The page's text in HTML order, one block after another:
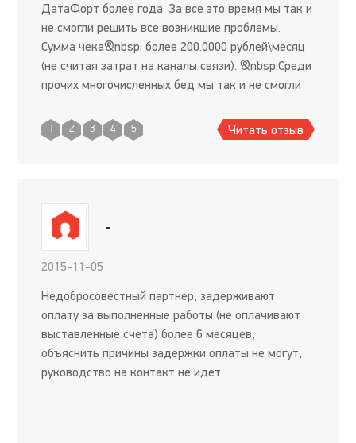
ДатаФорт более года. За все это время мы так и
не смогли решить все возникшие проблемы.
Сумма чека&nbsp; более 200.0000 рублей\месяц
(не считая затрат на каналы связи). &nbsp;Среди
прочих многочисленных бед мы так и не смогли
развернутые
1 2 3 4 5 Читать отзыв
-
2015-11-05
Недобросовестный партнер, задерживают
оплату за выполненные работы (не оплачивают
выставленные счета) более 6 месяцев,
объяснить причины задержки оплаты не могут,
руководство на контакт не идет.